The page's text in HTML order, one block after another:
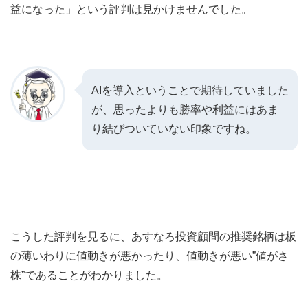
益になった」という評判は見かけませんでした。
AIを導入ということで期待していました
が、思ったよりも勝率や利益にはあま
り結びついていない印象ですね。
こうした評判を見るに、あすなろ投資顧問の推奨銘柄は板
の薄いわりに値動きが悪かったり、値動きが悪い”値がさ
株”であることがわかりました。